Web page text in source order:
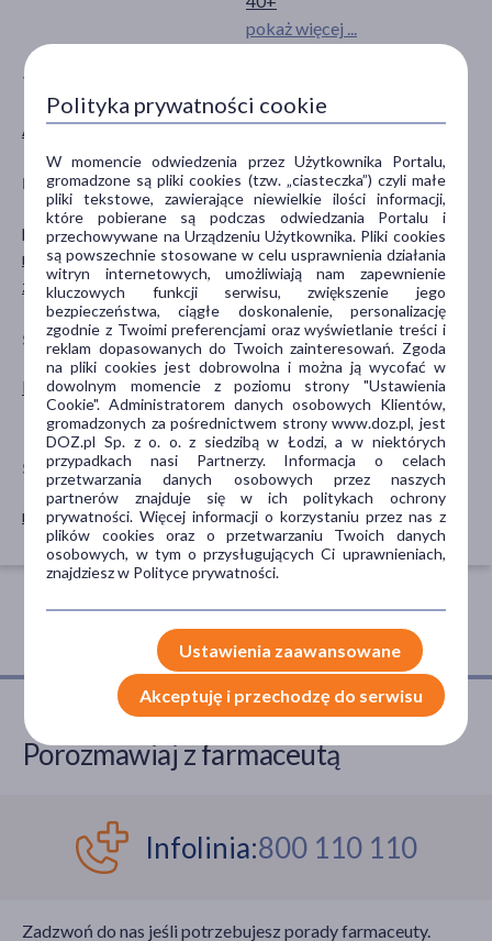
pokaż więcej ...
TYP PRODUKTU
Akcesoria złuszczające
PROBLEM
przebarwienia
rogowacenie
zmarszczki
CZĘŚĆ CIAŁA
skóra
twarz
SPECYFIKA
Do mikrodermabrazji
PORA STOSOWANIA
na dzień
na noc
SPOSÓB APLIKACJI
na skórę
Porozmawiaj z farmaceutą
Infolinia:800 110 110
Zadzwoń do nas jeśli potrzebujesz porady farmaceuty.
Polityka prywatności cookie
W momencie odwiedzenia przez Użytkownika Portalu,
gromadzone są pliki cookies (tzw. „ciasteczka”) czyli małe
pliki tekstowe, zawierające niewielkie ilości informacji,
które pobierane są podczas odwiedzania Portalu i
przechowywane na Urządzeniu Użytkownika. Pliki cookies
są powszechnie stosowane w celu usprawnienia działania
witryn internetowych, umożliwiają nam zapewnienie
kluczowych funkcji serwisu, zwiększenie jego
bezpieczeństwa, ciągłe doskonalenie, personalizację
zgodnie z Twoimi preferencjami oraz wyświetlanie treści i
reklam dopasowanych do Twoich zainteresowań. Zgoda
na pliki cookies jest dobrowolna i można ją wycofać w
dowolnym momencie z poziomu strony "Ustawienia
Cookie". Administratorem danych osobowych Klientów,
gromadzonych za pośrednictwem strony www.doz.pl, jest
DOZ.pl Sp. z o. o. z siedzibą w Łodzi, a w niektórych
przypadkach nasi Partnerzy. Informacja o celach
przetwarzania danych osobowych przez naszych
partnerów znajduje się w ich politykach ochrony
prywatności. Więcej informacji o korzystaniu przez nas z
plików cookies oraz o przetwarzaniu Twoich danych
osobowych, w tym o przysługujących Ci uprawnieniach,
znajdziesz w Polityce prywatności.
Ustawienia zaawansowane
Akceptuję i przechodzę do serwisu